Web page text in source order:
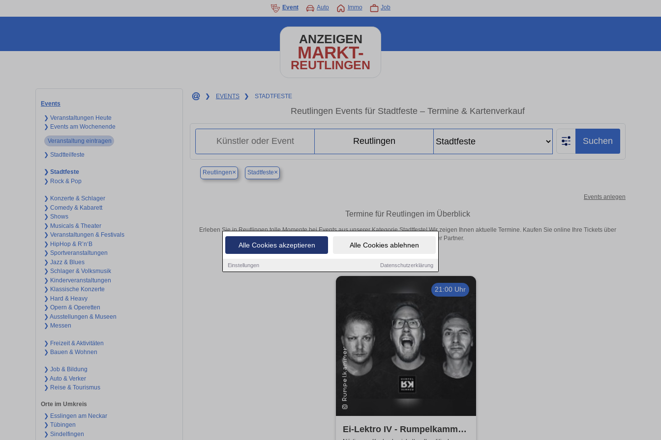
Alle Cookies akzeptieren Alle Cookies ablehnen
Einstellungen Datenschutzerklärung
Event Auto Immo Job
ANZEIGEN
MARKT-
REUTLINGEN
Events
❯ Veranstaltungen Heute
❯ Events am Wochenende
Veranstaltung eintragen
❯ Stadtteilfeste
❯ Stadtfeste
❯ Rock & Pop
❯ Konzerte & Schlager
❯ Comedy & Kabarett
❯ Shows
❯ Musicals & Theater
❯ Veranstaltungen & Festivals
❯ HipHop & R’n‘B
❯ Sportveranstaltungen
❯ Jazz & Blues
❯ Schlager & Volksmusik
❯ Kinderveranstaltungen
❯ Klassische Konzerte
❯ Hard & Heavy
❯ Opern & Operetten
❯ Ausstellungen & Museen
❯ Messen
❯ Freizeit & Aktivitäten
❯ Bauen & Wohnen
❯ Job & Bildung
❯ Auto & Verker
❯ Reise & Tourismus
Orte im Umkreis
❯ Esslingen am Neckar
❯ Tübingen
❯ Sindelfingen
❯ EVENTS ❯ STADTFESTE
Reutlingen Events für Stadtfeste – Termine & Kartenverkauf
Suchen
Reutlingen× Stadtfeste×
Events anlegen
Termine für Reutlingen im Überblick
Erleben Sie in Reutlingen tolle Momente bei Events aus unserer Kategorie Stadtfeste! Wir zeigen Ihnen aktuelle Termine. Kaufen Sie online Ihre Tickets über
den Online-Kartenverkauf unserer Partner.
21:00 Uhr
Ei-Lektro IV - Rumpelkammer